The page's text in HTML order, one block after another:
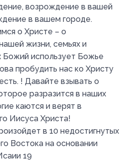
возрождение в вашей
в вашем городе.
о Христе – о
жизни, семьях и
Божий использует Божье
пробудить нас ко Христу
! Давайте взывать о
разразится в наших
каются и верят в
Иисуса Христа!
в 10 недостигнутых
Востока на основании
19